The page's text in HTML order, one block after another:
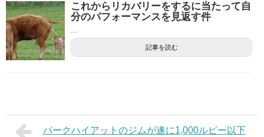
これからリカバリーをするに当たって自
分のパフォーマンスを見返す件
...
記事を読む
パークハイアットのジムが遂に1,000ルピー以下